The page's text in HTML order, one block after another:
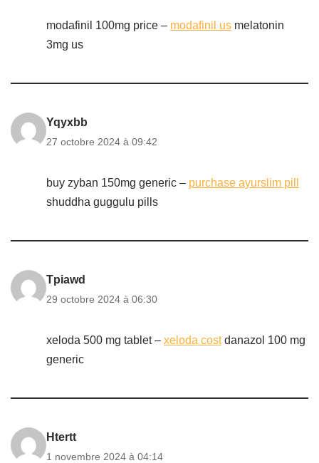
modafinil 100mg price – modafinil us melatonin
3mg us
Yqyxbb
27 octobre 2024 à 09:42
buy zyban 150mg generic – purchase ayurslim pill
shuddha guggulu pills
Tpiawd
29 octobre 2024 à 06:30
xeloda 500 mg tablet – xeloda costdanazol 100 mg
generic
Htertt
1 novembre 2024 à 04:14